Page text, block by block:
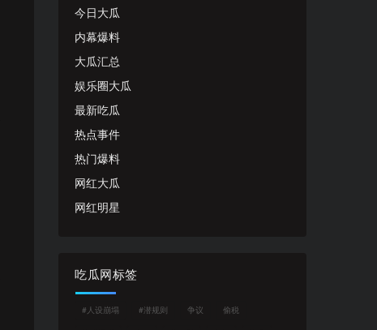
今日大瓜
内幕爆料
大瓜汇总
娱乐圈大瓜
最新吃瓜
热点事件
热门爆料
网红大瓜
网红明星
吃瓜网标签
#人设崩塌 #潜规则 争议 偷税